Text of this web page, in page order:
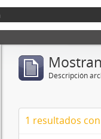
Descripción
1 resultados